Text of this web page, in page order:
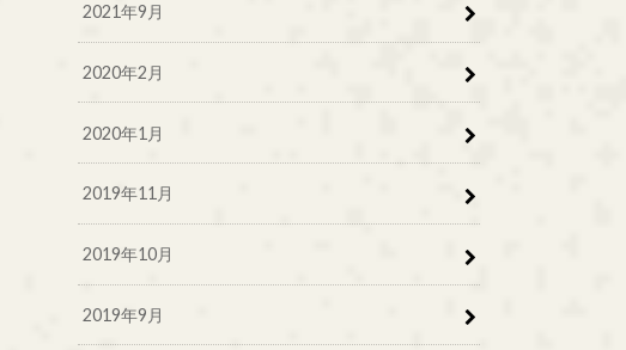
2021年9月
2020年2月
2020年1月
2019年11月
2019年10月
2019年9月